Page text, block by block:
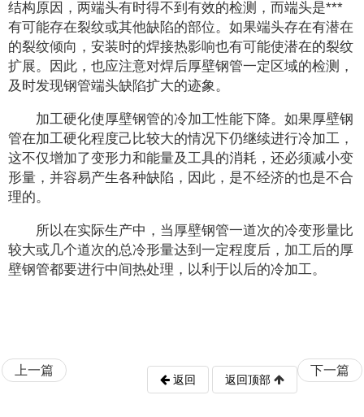
结构原因，两端头有时得不到有效的检测，而端头是***
有可能存在裂纹或其他缺陷的部位。如果端头存在有潜在
的裂纹倾向，安装时的焊接热影响也有可能使潜在的裂纹
扩展。因此，也应注意对焊后厚壁钢管一定区域的检测，
及时发现钢管端头缺陷扩大的迹象。
加工硬化使厚壁钢管的冷加工性能下降。如果厚壁钢
管在加工硬化程度己比较大的情况下仍继续进行冷加工，
这不仅增加了变形力和能量及工具的消耗，还必须减小变
形量，并容易产生各种缺陷，因此，是不经济的也是不合
理的。
所以在实际生产中，当厚壁钢管一道次的冷变形量比
较大或几个道次的总冷形量达到一定程度后，加工后的厚
壁钢管都要进行中间热处理，以利于以后的冷加工。
上一篇 下一篇
返回 返回顶部